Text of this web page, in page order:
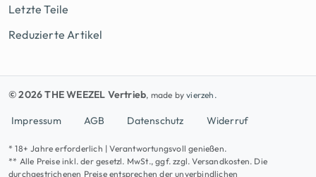
Letzte Teile
Reduzierte Artikel
© 2026 THE WEEZEL Vertrieb, made byvierzeh.
Impressum AGB Datenschutz Widerruf
* 18+ Jahre erforderlich | Verantwortungsvoll genießen.
** Alle Preise inkl. der gesetzl. MwSt., ggf. zzgl. Versandkosten. Die
durchgestrichenen Preise entsprechen der unverbindlichen